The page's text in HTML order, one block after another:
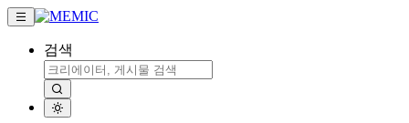
검색